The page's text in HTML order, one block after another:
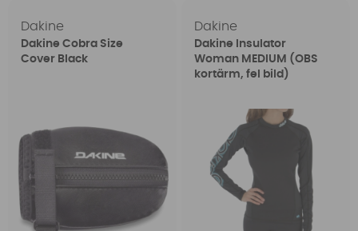
Dakine
Dakine Cobra Size
Cover Black
Dakine
Dakine Insulator
Woman MEDIUM (OBS
kortärm, fel bild)